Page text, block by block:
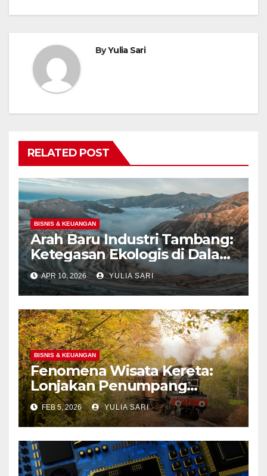
ByYulia Sari
RELATED POST
BISNIS & KEUANGAN
Arah Baru Industri Tambang:
Ketegasan Ekologis di Dalam
Negeri dan Spekulasi
Eksplorasi Laut Dalam Global
APR 10, 2026 YULIA SARI
BISNIS & KEUANGAN
Fenomena Wisata Kereta:
Lonjakan Penumpang
Panoramic di Jawa dan
Upaya Menghidupkan
Kembali Jalur Bersejarah di
Portland
FEB 5, 2026 YULIA SARI